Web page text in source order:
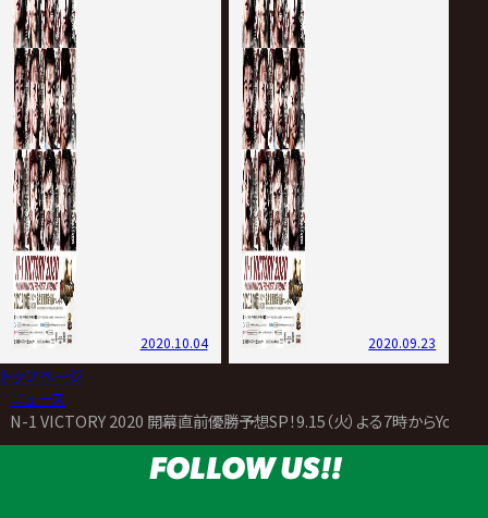
2020.10.04 2020.09.23
トップページ
ニュース
N-1 VICTORY 2020 開幕直前優勝予想SP！9.15（火）よる7時から
FOLLOW US!!